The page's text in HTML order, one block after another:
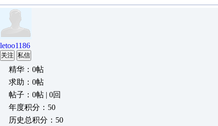
letoo1186
关注 私信
精华：0帖
求助：0帖
帖子：0帖 | 0回
年度积分：50
历史总积分：50